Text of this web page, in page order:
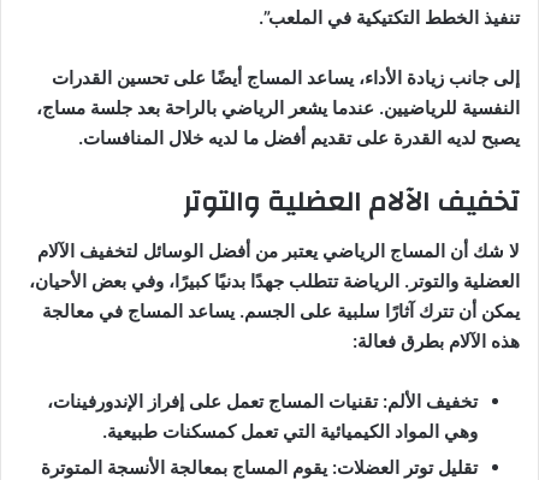
تنفيذ الخطط التكتيكية في الملعب”.
إلى جانب زيادة الأداء، يساعد المساج أيضًا على تحسين القدرات
النفسية للرياضيين. عندما يشعر الرياضي بالراحة بعد جلسة مساج،
يصبح لديه القدرة على تقديم أفضل ما لديه خلال المنافسات.
تخفيف الآلام العضلية والتوتر
لا شك أن المساج الرياضي يعتبر من أفضل الوسائل لتخفيف الآلام
العضلية والتوتر. الرياضة تتطلب جهدًا بدنيًا كبيرًا، وفي بعض الأحيان،
يمكن أن تترك آثارًا سلبية على الجسم. يساعد المساج في معالجة
هذه الآلام بطرق فعالة:
تخفيف الألم: تقنيات المساج تعمل على إفراز الإندورفينات،
وهي المواد الكيميائية التي تعمل كمسكنات طبيعية.
تقليل توتر العضلات: يقوم المساج بمعالجة الأنسجة المتوترة